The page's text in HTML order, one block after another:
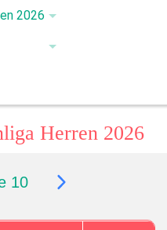
Herren 2026
10